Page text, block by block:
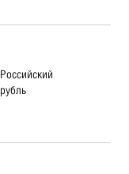
Российский
рубль